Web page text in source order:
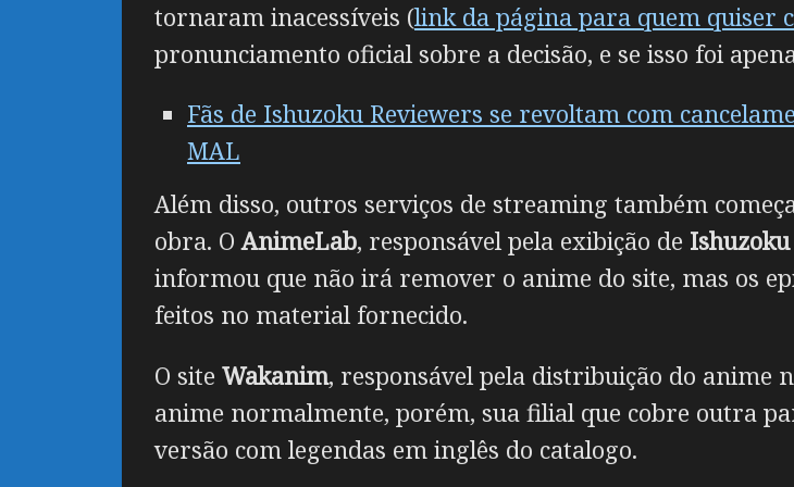
tornaram inacessíveis (link da página para quem quiser
pronunciamento oficial sobre a decisão, e se isso foi
Fãs de Ishuzoku Reviewers se revoltam com
MAL
Além disso, outros serviços de streaming também
obra. OAnimeLab, responsável pela exibição de
informou que não irá remover o anime do site, mas os
feitos no material fornecido.
O site Wakanim, responsável pela distribuição do anime
anime normalmente, porém, sua filial que cobre outra
versão com legendas em inglês do catalogo.